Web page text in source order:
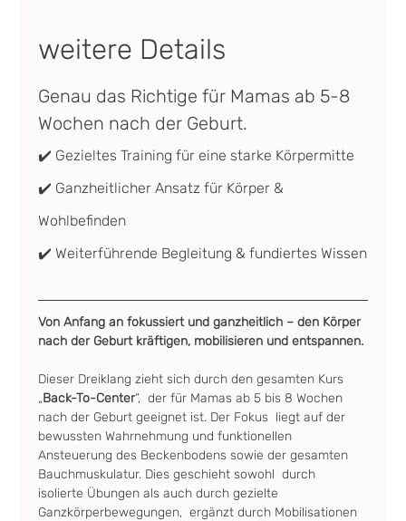
weitere Details
Genau das Richtige für Mamas ab 5-8
Wochen nach der Geburt.
✔️ Gezieltes Training für eine starke Körpermitte
✔️ Ganzheitlicher Ansatz für Körper &
Wohlbefinden
✔️ Weiterführende Begleitung & fundiertes Wissen
Von Anfang an fokussiert und ganzheitlich – den Körper
nach der Geburt kräftigen, mobilisieren und entspannen.
Dieser Dreiklang zieht sich durch den gesamten Kurs
„Back-To-Center“,  der für Mamas ab 5 bis 8 Wochen
nach der Geburt geeignet ist. Der Fokus  liegt auf der
bewussten Wahrnehmung und funktionellen
Ansteuerung des Beckenbodens sowie der gesamten
Bauchmuskulatur. Dies geschieht sowohl  durch
isolierte Übungen als auch durch gezielte
Ganzkörperbewegungen,  ergänzt durch Mobilisationen